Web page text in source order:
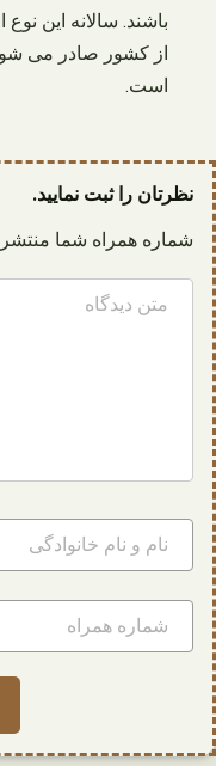
باشند. سالانه این
از کشور صادر می
است.
نظرتان را ثبت نمایید.
شماره همراه شما